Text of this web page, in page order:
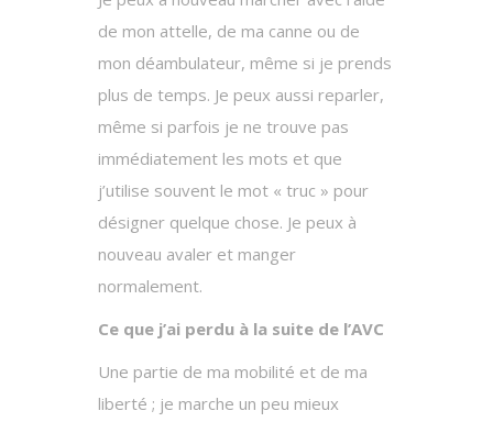
de mon attelle, de ma canne ou de
mon déambulateur, même si je prends
plus de temps. Je peux aussi reparler,
même si parfois je ne trouve pas
immédiatement les mots et que
j’utilise souvent le mot « truc » pour
désigner quelque chose. Je peux à
nouveau avaler et manger
normalement.
Ce que j’ai perdu à la suite de l’AVC
Une partie de ma mobilité et de ma
liberté ; je marche un peu mieux